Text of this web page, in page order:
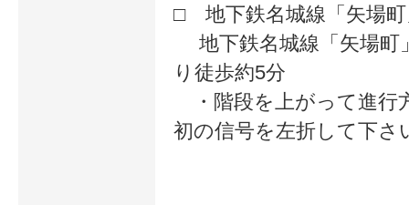
ただ似合う色をマ
えるスクールとは全然違いました！
□ 地下鉄名城線「矢場
地下鉄名城線「矢場町
り徒歩約5分
・階段を上がって進行
初の信号を左折して下さ